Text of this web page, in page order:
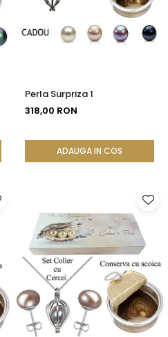
Perla Surpriza 1
318,00 RON
ADAUGA IN COS